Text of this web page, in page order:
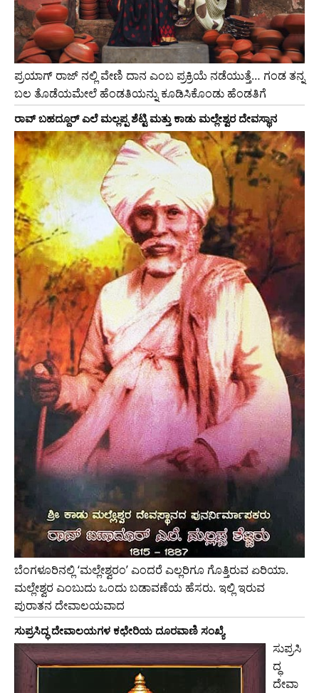
ಪ್ರಯಾಗ್ ರಾಜ್ ನಲ್ಲಿ ವೇಣಿ ದಾನ ಎಂಬ ಪ್ರಕ್ರಿಯೆ ನಡೆಯುತ್ತೆ… ಗಂಡ ತನ್ನ
ಬಲ ತೊಡೆಯಮೇಲೆ ಹೆಂಡತಿಯನ್ನು ಕೂಡಿಸಿಕೊಂಡು ಹೆಂಡತಿಗೆ
ರಾವ್ ಬಹದ್ದೂರ್ ಎಲೆ ಮಲ್ಲಪ್ಪ ಶೆಟ್ಟಿ ಮತ್ತು ಕಾಡು ಮಲ್ಲೇಶ್ವರ ದೇವಸ್ಥಾನ
ಬೆಂಗಳೂರಿನಲ್ಲಿ ‘ಮಲ್ಲೇಶ್ವರಂ’ ಎಂದರೆ ಎಲ್ಲರಿಗೂ ಗೊತ್ತಿರುವ ಏರಿಯಾ.
ಮಲ್ಲೇಶ್ವರ ಎಂಬುದು ಒಂದು ಬಡಾವಣೆಯ ಹೆಸರು. ಇಲ್ಲಿ ಇರುವ
ಪುರಾತನ ದೇವಾಲಯವಾದ
ಸುಪ್ರಸಿದ್ಧ ದೇವಾಲಯಗಳ ಕಛೇರಿಯ ದೂರವಾಣಿ ಸಂಖ್ಯೆ
ಸುಪ್ರಸಿ
ದ್ಧ
ದೇವಾ